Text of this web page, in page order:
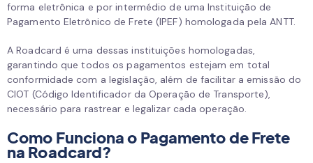
forma eletrônica e por intermédio de uma Instituição de
Pagamento Eletrônico de Frete (IPEF) homologada pela ANTT.
A Roadcard é uma dessas instituições homologadas,
garantindo que todos os pagamentos estejam em total
conformidade com a legislação, além de facilitar a emissão do
CIOT (Código Identificador da Operação de Transporte),
necessário para rastrear e legalizar cada operação.
Como Funciona o Pagamento de Frete
na Roadcard?